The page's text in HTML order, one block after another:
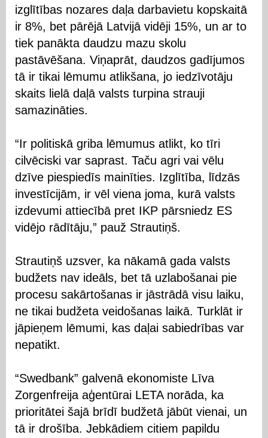
izglītības nozares daļa darbavietu kopskaitā
ir 8%, bet pārējā Latvijā vidēji 15%, un ar to
tiek panākta daudzu mazu skolu
pastāvēšana. Viņaprāt, daudzos gadījumos
tā ir tikai lēmumu atlikšana, jo iedzīvotāju
skaits lielā daļā valsts turpina strauji
samazināties.
“Ir politiskā griba lēmumus atlikt, ko tīri
cilvēciski var saprast. Taču agri vai vēlu
dzīve piespiedīs mainīties. Izglītība, līdzās
investīcijām, ir vēl viena joma, kurā valsts
izdevumi attiecībā pret IKP pārsniedz ES
vidējo rādītāju,” pauž Strautiņš.
Strautiņš uzsver, ka nākamā gada valsts
budžets nav ideāls, bet tā uzlabošanai pie
procesu sakārtošanas ir jāstrādā visu laiku,
ne tikai budžeta veidošanas laikā. Turklāt ir
jāpieņem lēmumi, kas daļai sabiedrības var
nepatikt.
“Swedbank” galvenā ekonomiste Līva
Zorgenfreija aģentūrai LETA norāda, ka
prioritātei šajā brīdī budžetā jābūt vienai, un
tā ir drošība. Jebkādiem citiem papildu